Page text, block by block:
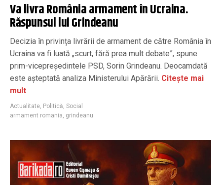
Va livra România armament în Ucraina.
Răspunsul lui Grindeanu
Decizia în privința livrării de armament de către România în
Ucraina va fi luată „scurt, fără prea mult debate”, spune
prim-vicepreședintele PSD, Sorin Grindeanu. Deocamdată
este așteptată analiza Ministerului Apărării. Citește mai
mult
Actualitate, Politică, Social
armament romania, grindeanu